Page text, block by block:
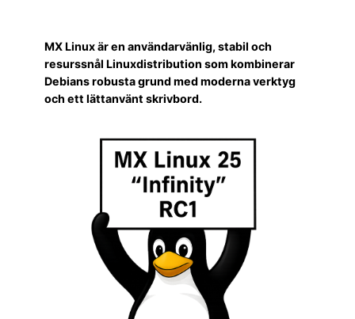
MX Linux är en användarvänlig, stabil och
resurssnål Linuxdistribution som kombinerar
Debians robusta grund med moderna verktyg
och ett lättanvänt skrivbord.